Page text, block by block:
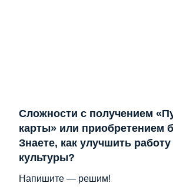
Сложности с получением
карты» или приобретением
Знаете, как улучшить
культуры?
Напишите — решим!